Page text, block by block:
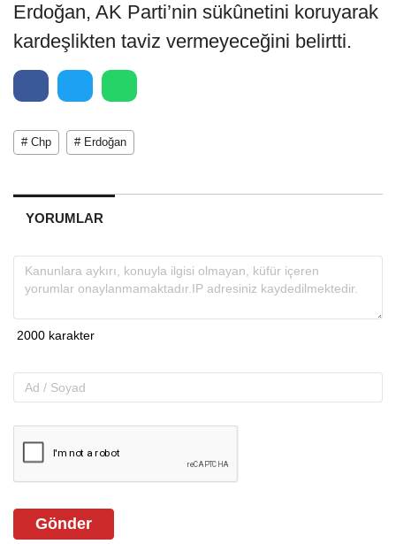
Erdoğan, AK Parti’nin sükûnetini koruyarak
kardeşlikten taviz vermeyeceğini belirtti.
# Chp # Erdoğan
YORUMLAR
Gönder